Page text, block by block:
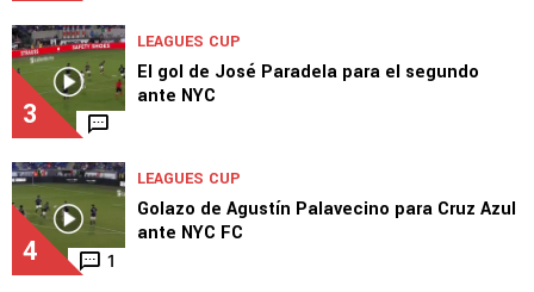
3
LEAGUES CUP
El gol de José Paradela para el segundo
ante NYC
4 1
LEAGUES CUP
Golazo de Agustín Palavecino para Cruz Azul
ante NYC FC